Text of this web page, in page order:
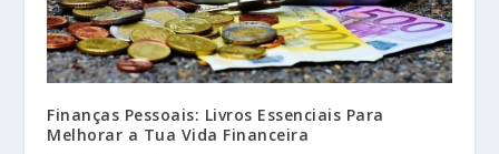
Finanças Pessoais: Livros Essenciais Para
Melhorar a Tua Vida Financeira